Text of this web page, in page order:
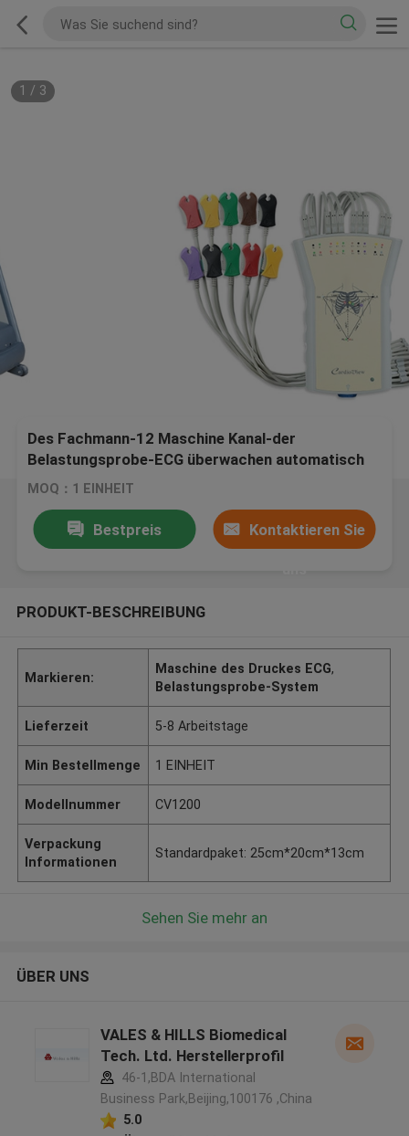
1 / 3
Des Fachmann-12 Maschine Kanal-der
Belastungsprobe-ECG überwachen automatisch
Klicken
MOQ：1 EINHEIT
Bestpreis Kontaktieren Sie
PRODUKT-BESCHREIBUNG
Markieren:
Maschine des Druckes ECG,
Belastungsprobe-System
Lieferzeit 5-8 Arbeitstage
Min Bestellmenge 1 EINHEIT
Modellnummer CV1200
Verpackung
Informationen
Standardpaket: 25cm*20cm*13cm
Sehen Sie mehr an
ÜBER UNS
VALES & HILLS Biomedical
Tech. Ltd. Herstellerprofil
46-1,BDA International
Business Park,Beijing,100176 ,China
5.0